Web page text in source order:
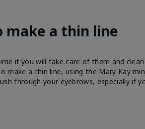
make a thin line
if you will take care of them and
a thin line, using the Mary Kay
through your eyebrows, especially if